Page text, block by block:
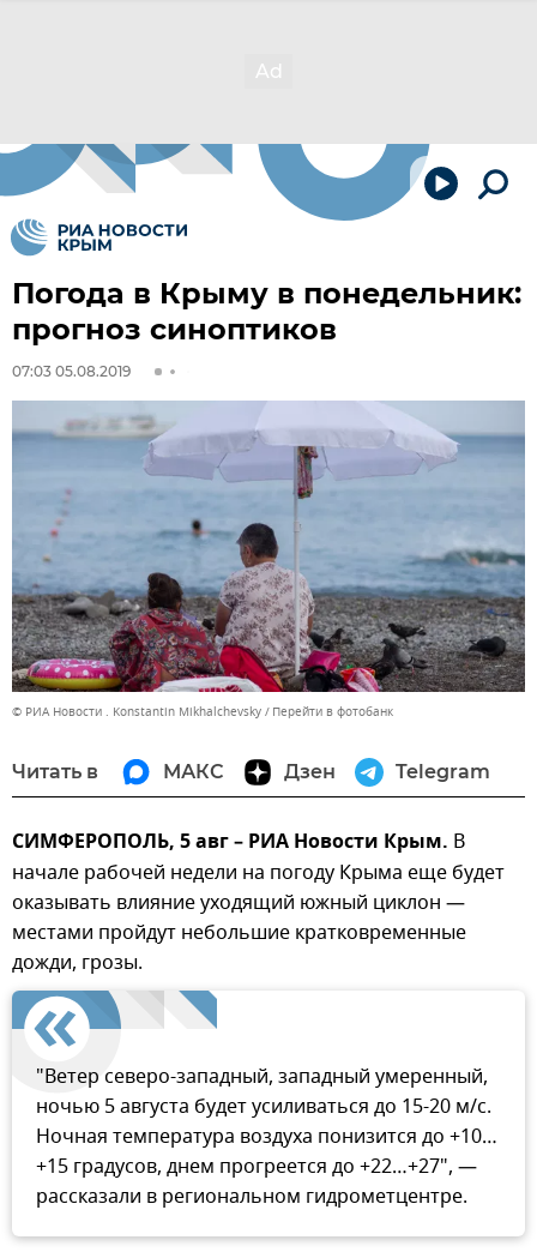
Погода в Крыму в понедельник:
прогноз синоптиков
07:03 05.08.2019
© РИА Новости . Konstantin Mikhalchevsky Перейти в фотобанк
Читать в МАКС Дзен Telegram
СИМФЕРОПОЛЬ, 5 авг – РИА Новости Крым. В
начале рабочей недели на погоду Крыма еще будет
оказывать влияние уходящий южный циклон —
местами пройдут небольшие кратковременные
дожди, грозы.
"Ветер северо-западный, западный умеренный,
ночью 5 августа будет усиливаться до 15-20 м/с.
Ночная температура воздуха понизится до +10…
+15 градусов, днем прогреется до +22…+27", —
рассказали в региональном гидрометцентре.